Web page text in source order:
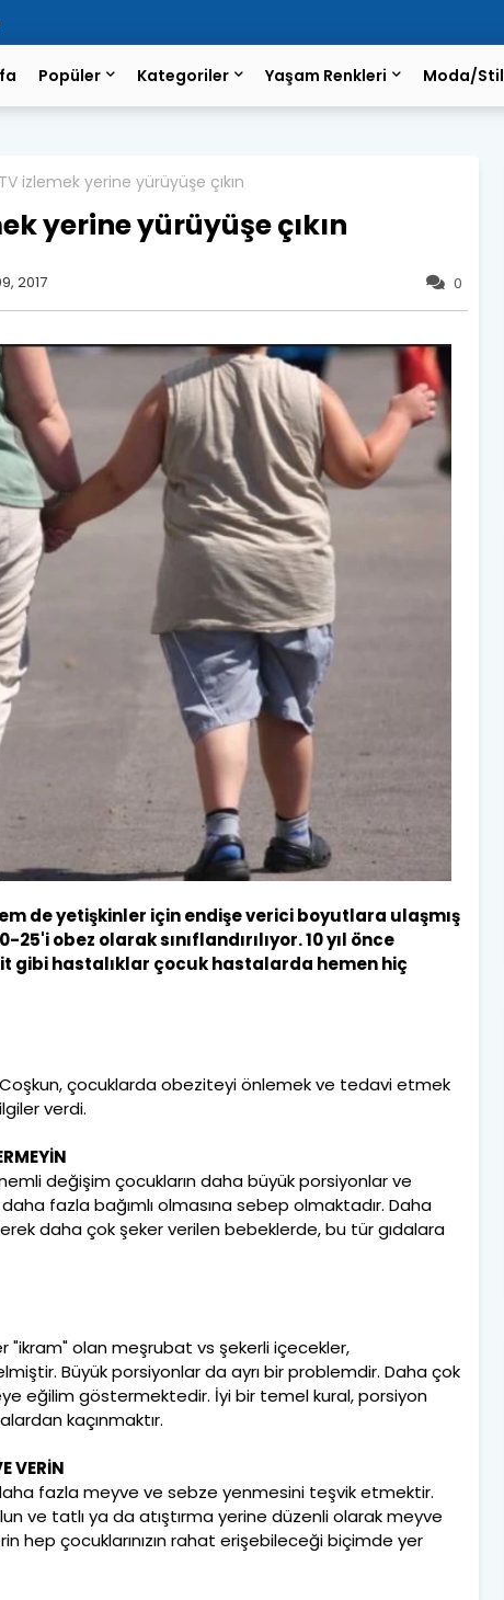
Popüler Kategoriler Yaşam Renkleri Moda/Stil
izlemek yerine yürüyüşe çıkın
yerine yürüyüşe çıkın
0
2017
de yetişkinler için endişe verici boyutlara ulaşmış
obez olarak sınıflandırılıyor. 10 yıl önce
gibi hastalıklar çocuk hastalarda hemen hiç
çocuklarda obeziteyi önlemek ve tedavi etmek
verdi.
değişim çocukların daha büyük porsiyonlar ve
fazla bağımlı olmasına sebep olmaktadır. Daha
daha çok şeker verilen bebeklerde, bu tür gıdalara
"ikram" olan meşrubat vs şekerli içecekler,
Büyük porsiyonlar da ayrı bir problemdir. Daha çok
eğilim göstermektedir. İyi bir temel kural, porsiyon
kaçınmaktır.
VERİN
fazla meyve ve sebze yenmesini teşvik etmektir.
ve tatlı ya da atıştırma yerine düzenli olarak meyve
hep çocuklarınızın rahat erişebileceği biçimde yer